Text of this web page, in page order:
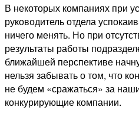
В некоторых компаниях при
руководитель отдела
ничего менять. Но при
результаты работы
ближайшей перспективе
нельзя забывать о том, что
не будем «сражаться» за
конкурирующие компании.